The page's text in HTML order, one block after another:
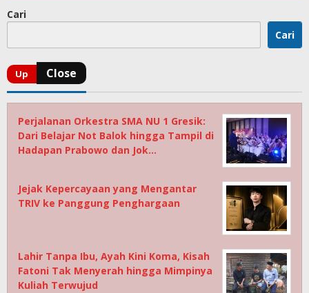
Cari
Cari
Perjalanan Orkestra SMA NU 1 Gresik:
Dari Belajar Not Balok hingga Tampil di
Hadapan Prabowo dan Jok…
Jejak Kepercayaan yang Mengantar
TRIV ke Panggung Penghargaan
Lahir Tanpa Ibu, Ayah Kini Koma, Kisah
Fatoni Tak Menyerah hingga Mimpinya
Kuliah Terwujud